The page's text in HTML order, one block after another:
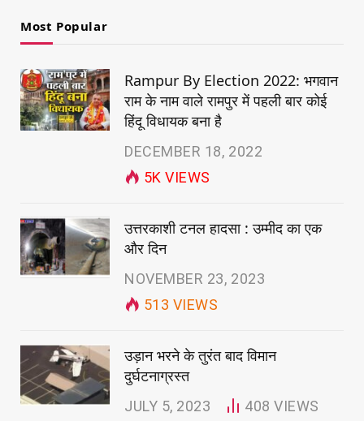
Most Popular
Rampur By Election 2022: भगवान
राम के नाम वाले रामपुर में पहली बार कोई
हिंदू विधायक बना है
DECEMBER 18, 2022
5KVIEWS
उत्तरकाशी टनल हादसा : उम्मीद का एक
और दिन
NOVEMBER 23, 2023
513 VIEWS
उड़ान भरने के तुरंत बाद विमान
दुर्घटनाग्रस्त
JULY 5, 2023 408VIEWS